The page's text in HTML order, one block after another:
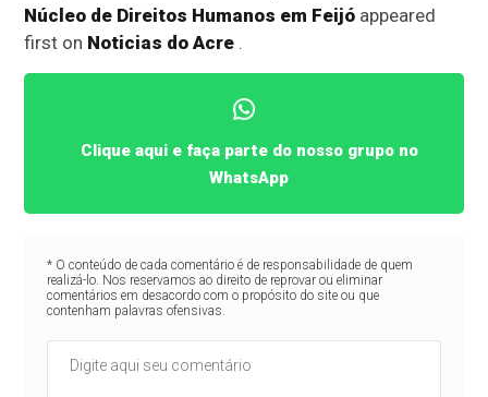
Núcleo de Direitos Humanos em Feijó appeared
first on Noticias do Acre .
Clique aqui e faça parte do nosso grupo no
WhatsApp
* O conteúdo de cada comentário é de responsabilidade de quem
realizá-lo. Nos reservamos ao direito de reprovar ou eliminar
comentários em desacordo com o propósito do site ou que
contenham palavras ofensivas.